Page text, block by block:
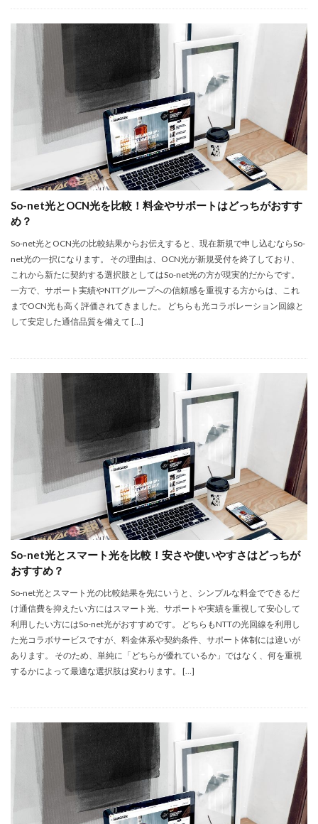
So-net光とOCN光を比較！料金やサポートはどっちがおすす
め？
So-net光とOCN光の比較結果からお伝えすると、現在新規で申し込むならSo-
net光の一択になります。 その理由は、OCN光が新規受付を終了しており、
これから新たに契約する選択肢としてはSo-net光の方が現実的だからです。
一方で、サポート実績やNTTグループへの信頼感を重視する方からは、これ
までOCN光も高く評価されてきました。 どちらも光コラボレーション回線と
して安定した通信品質を備えて […]
So-net光とスマート光を比較！安さや使いやすさはどっちが
おすすめ？
So-net光とスマート光の比較結果を先にいうと、シンプルな料金でできるだ
け通信費を抑えたい方にはスマート光、サポートや実績を重視して安心して
利用したい方にはSo-net光がおすすめです。 どちらもNTTの光回線を利用し
た光コラボサービスですが、料金体系や契約条件、サポート体制には違いが
あります。 そのため、単純に「どちらが優れているか」ではなく、何を重視
するかによって最適な選択肢は変わります。 […]